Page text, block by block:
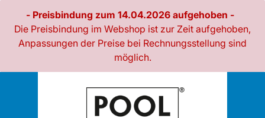
- Preisbindung zum 14.04.2026 aufgehoben -
Die Preisbindung im Webshop ist zur Zeit aufgehoben,
Anpassungen der Preise bei Rechnungsstellung sind
möglich.